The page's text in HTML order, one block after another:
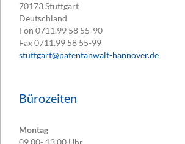
70173Stuttgart
Deutschland
Fon 0711.99 58 55-90
Fax0711.99 58 55-99
stuttgart@patentanwalt-hannover.de
Bürozeiten
Montag
09.00- 13.00 Uhr